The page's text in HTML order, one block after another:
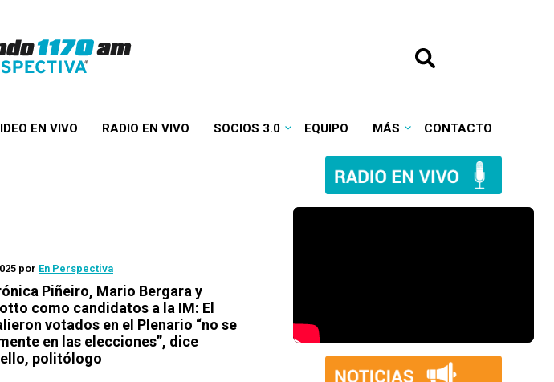
EN VIVO RADIO EN VIVO SOCIOS 3.0 EQUIPO MÁS CONTACTO
por En Perspectiva
Piñeiro, Mario Bergara y
como candidatos a la IM: El
votados en el Plenario “no se
en las elecciones”, dice
politólogo